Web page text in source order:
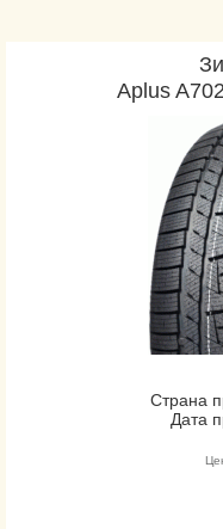
Aplus
Страна
Дата